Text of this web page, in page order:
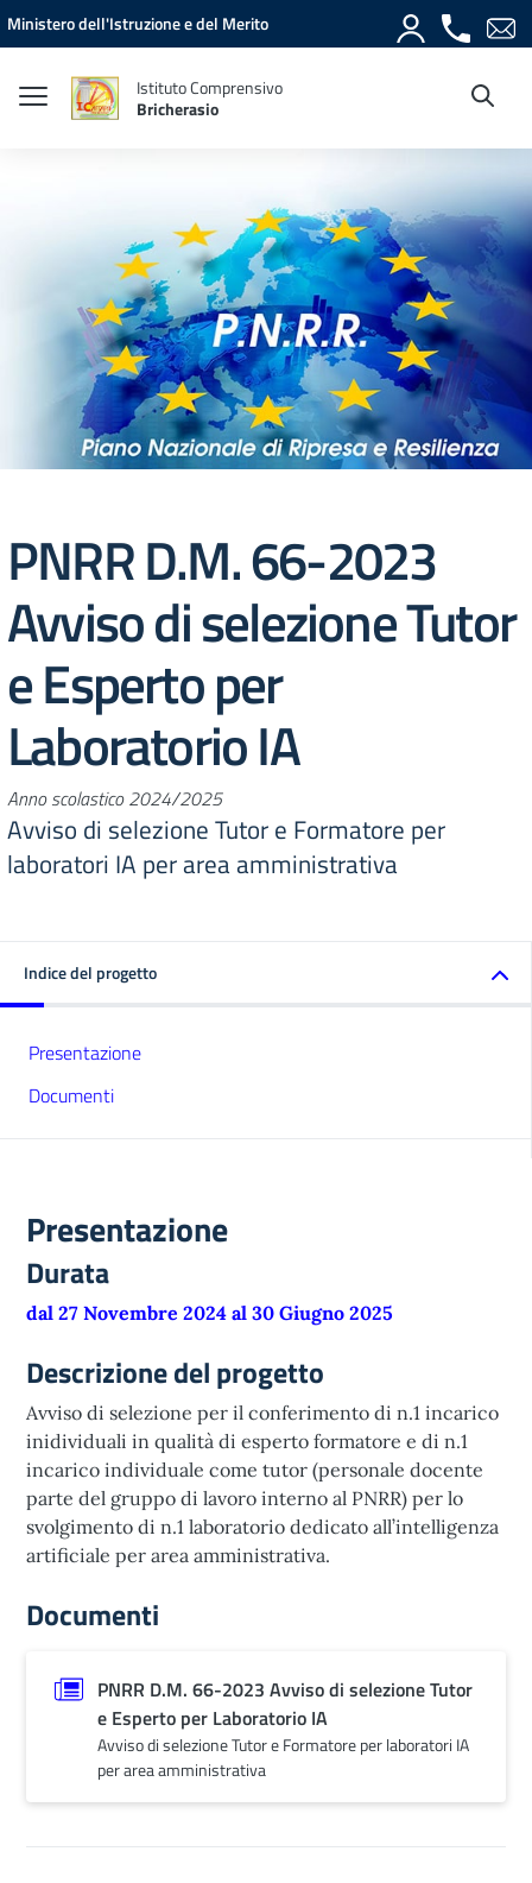
Vai ai contenuti
Vai al menu di navigazione
Vai al footer
Ministero dell'Istruzione e del Merito
Istituto Comprensivo
Bricherasio
PNRR D.M. 66-2023
Avviso di selezione Tutor
e Esperto per
Laboratorio IA
Anno scolastico 2024/2025
Avviso di selezione Tutor e Formatore per
laboratori IA per area amministrativa
Indice del progetto
Presentazione
Documenti
Presentazione
Durata
dal 27 Novembre 2024 al 30 Giugno 2025
Descrizione del progetto
Avviso di selezione per il conferimento di n.1 incarico
inidividuali in qualità di esperto formatore e di n.1
incarico individuale come tutor (personale docente
parte del gruppo di lavoro interno al PNRR) per lo
svolgimento di n.1 laboratorio dedicato all’intelligenza
artificiale per area amministrativa.
Documenti
PNRR D.M. 66-2023 Avviso di selezione Tutor
e Esperto per Laboratorio IA
Avviso di selezione Tutor e Formatore per laboratori IA
per area amministrativa